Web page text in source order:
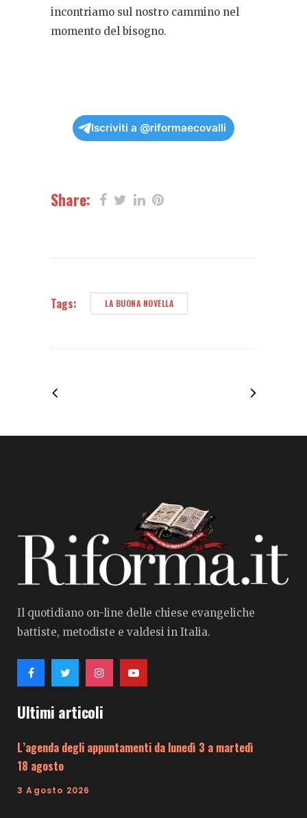
incontriamo sul nostro cammino nel
momento del bisogno.
Iscriviti a @riformaecovalli
Share:
Tags: LA BUONA NOVELLA
Il quotidiano on-line delle chiese evangeliche
battiste, metodiste e valdesi in Italia.
Ultimi articoli
L’agenda degli appuntamenti da lunedì 3 a martedì
18 agosto
3 Agosto 2026